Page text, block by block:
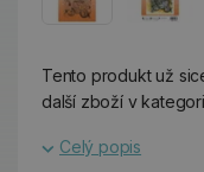
Tento produkt už
další zboží v
Celý popis